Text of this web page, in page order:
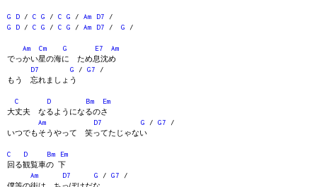
G D / C G / C G / Am D7 /
G
D / C G / C G / Am D7 / G /
Am Cm G E7
Am
でっかい星の海に ため息沈め
D7
G / G7 /
もう 忘れましょう
C D Bm
Em
大丈夫 なるようになるのさ
Am
D7 G / G7 /
いつでもそうやって 笑ってたじゃない
C D Bm
Em
回る観覧車の 下
Am
D7 G / G7 /